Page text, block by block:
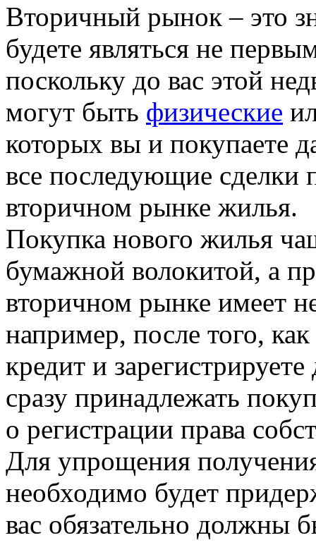
Вторичный рынок – это
будете являться не
поскольку до вас этой
могут быть физические
которых вы и покупаете
все последующие сделки
вторичном рынке жилья.
Покупка нового жилья
бумажной волокитой, а
вторичном рынке имеет
например, после того,
кредит и
сразу принадлежать
о регистрации права
Для упрощения
необходимо будет
вас обязательно должны